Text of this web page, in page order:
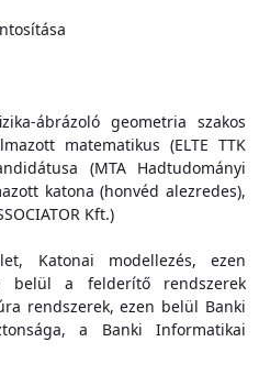
ábrázoló geometria szakos
matematikus (ELTE TTK
(MTA Hadtudományi
katona (honvéd alezredes),
Kft.)
Katonai modellezés, ezen
belül a felderítő rendszerek
rendszerek, ezen belül Banki
a Banki Informatikai